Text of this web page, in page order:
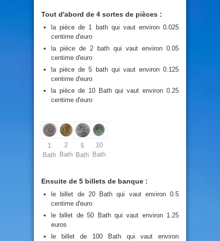
Tout d'abord de 4 sortes de pièces :
la pièce de 1 bath qui vaut environ 0.025
centime d'euro
la pièce de 2 bath qui vaut environ 0.05
centime d'euro
la pièce de 5 bath qui vaut environ 0.125
centime d'euro
la pièce de 10 Bath qui vaut environ 0.25
centime d'euro
1
Bath
2
Bath
5
Bath
10
Bath
Ensuite de 5 billets de banque :
le billet de 20 Bath qui vaut environ 0.5
centime d'euro
le billet de 50 Bath qui vaut environ 1.25
euros
le billet de 100 Bath qui vaut environ